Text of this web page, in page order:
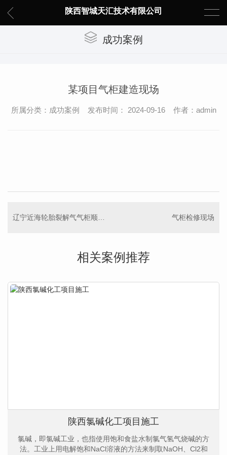
陕西智城天汇技术有限公司
成功案例
某项目气柜建造现场
所属分类：成功案例 发布时间： 2024-09-16 作者：admin
气柜检修现场
相关案例推荐
陕西氯碱化工项目施工
氯碱，即氯碱工业，也指使用饱和食盐水制氯气氢气烧碱的方
法。工业上用电解饱和NaCl溶液的方法来制取NaOH、Cl2和